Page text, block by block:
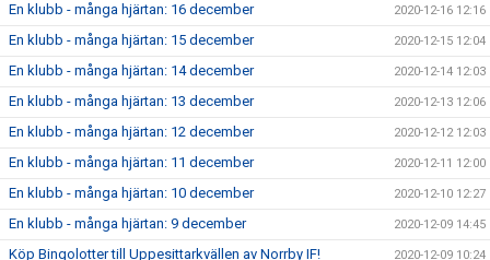
En klubb - många hjärtan: 16 december 2020-12-16 12:16
En klubb - många hjärtan: 15 december 2020-12-15 12:04
En klubb - många hjärtan: 14 december 2020-12-14 12:03
En klubb - många hjärtan: 13 december 2020-12-13 12:06
En klubb - många hjärtan: 12 december 2020-12-12 12:03
En klubb - många hjärtan: 11 december 2020-12-11 12:00
En klubb - många hjärtan: 10 december 2020-12-10 12:27
En klubb - många hjärtan: 9 december 2020-12-09 14:45
Köp Bingolotter till Uppesittarkvällen av Norrby IF! 2020-12-09 10:24